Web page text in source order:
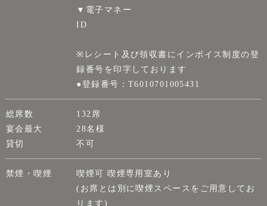
▼電子マネー
ID
※レシート及び領収書にインボイス制度の登
録番号を印字しております
●登録番号：T6010701005431
総席数
132席
宴会最大
28名様
貸切
不可
禁煙・喫煙
喫煙可 喫煙専用室あり
(お席とは別に喫煙スペースをご用意してお
ります)